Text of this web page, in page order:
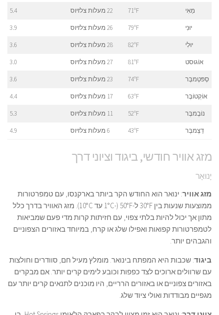
מַאִי 71°F 22 מעלות צלזיוס 5.4
יוּנִי 79°F 26 מעלות צלזיוס 3.9
יוּלִי 82°F 28 מעלות צלזיוס 3.6
אוֹגוּסט 81°F 27 מעלות צלזיוס 3.0
סֶפּטֶמבֶּר 74°F 23 מעלות צלזיוס 3.6
אוֹקְטוֹבֶּר 63°F 17 מעלות צלזיוס 4.4
נוֹבֶמבֶּר 52°F 11 מעלות צלזיוס 5.3
דֵצֶמבֶּר 43°F 6 מעלות צלזיוס 4.9
מזג אוויר חודשי, ביגוד וציוני דרך
יָנוּאָר
מזג אוויר: ינואר הוא החודש הקר ביותר בארקנסו, עם טמפרטורות
ממוצעות שנעות בין 30°F ל-50°F (-1°C עד 10°C). מזג האוויר בדרך כלל
מתון אך יכול להיות בלתי צפוי, עם חזיתות קרות מדי פעם שמביאות
לטמפרטורות קפואות ואפילו שלג או קרח, במיוחד באזורים הצפוניים
והגבהים יותר.
ביגוד: שכבות היא המפתח בינואר. מומלץ מעיל חם, סוודרים וחולצות
עם שרוולים ארוכים לצד כפפות וכובע לימים קרים יותר. אם מבקרים
באזורים צפוניים או באזורים הרריים, היו מוכנים לתנאים קרים יותר עם
מגפיים מבודדות ואולי ציוד שלג.